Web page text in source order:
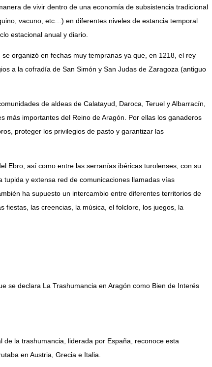
de vivir dentro de una economía de subsistencia tradicional
vacuno, etc…) en diferentes niveles de estancia temporal
estacional anual y diario.
organizó en fechas muy tempranas ya que, en 1218, el rey
a la cofradía de San Simón y San Judas de Zaragoza (antiguo
de aldeas de Calatayud, Daroca, Teruel y Albarracín,
más importantes del Reino de Aragón. Por ellas los ganaderos
proteger los privilegios de pasto y garantizar las
Ebro, así como entre las serranías ibéricas turolenses, con su
y extensa red de comunicaciones llamadas vías
ha supuesto un intercambio entre diferentes territorios de
fiestas, las creencias, la música, el folclore, los juegos, la
se declara La Trashumancia en Aragón como Bien de Interés
la trashumancia, liderada por España, reconoce esta
en Austria, Grecia e Italia.